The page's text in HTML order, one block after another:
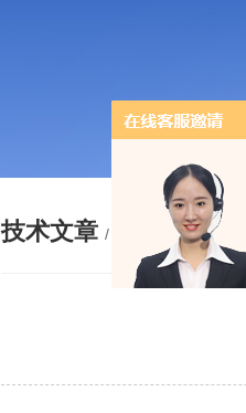
技术文章 / ARTICLE